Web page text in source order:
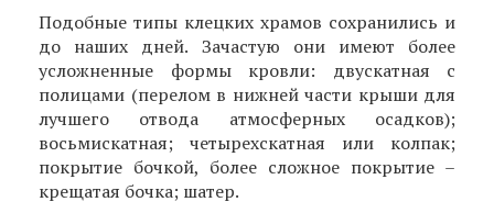
Подобные типы клецких храмов сохранились и
до наших дней. Зачастую они имеют более
усложненные формы кровли: двускатная с
полицами (перелом в нижней части крыши для
лучшего отвода атмосферных осадков);
восьмискатная; четырехскатная или колпак;
покрытие бочкой, более сложное покрытие –
крещатая бочка; шатер.